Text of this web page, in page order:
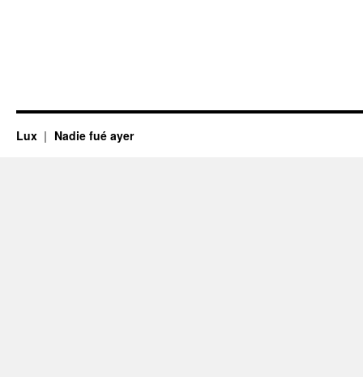
Lux Nadie fué ayer